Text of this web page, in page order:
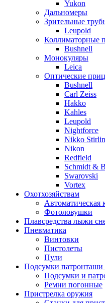
Yukon
Дальномеры
Зрительные
Leupold
Коллиматорные
Bushnell
Монокуляры
Leica
Оптические
Bushnell
Carl Zeiss
Hakko
Kahles
Leupold
Nightforce
Nikko
Nikon
Redfield
Schmidt &
Swarovski
Vortex
Охотхозяйствам
Автоматическая
Фотоловушки
Плавсредства лыжи
Пневматика
Винтовки
Пистолеты
Пули
Подсумки патронташи
Подсумки и
Ремни погонные
Пристрелка оружия